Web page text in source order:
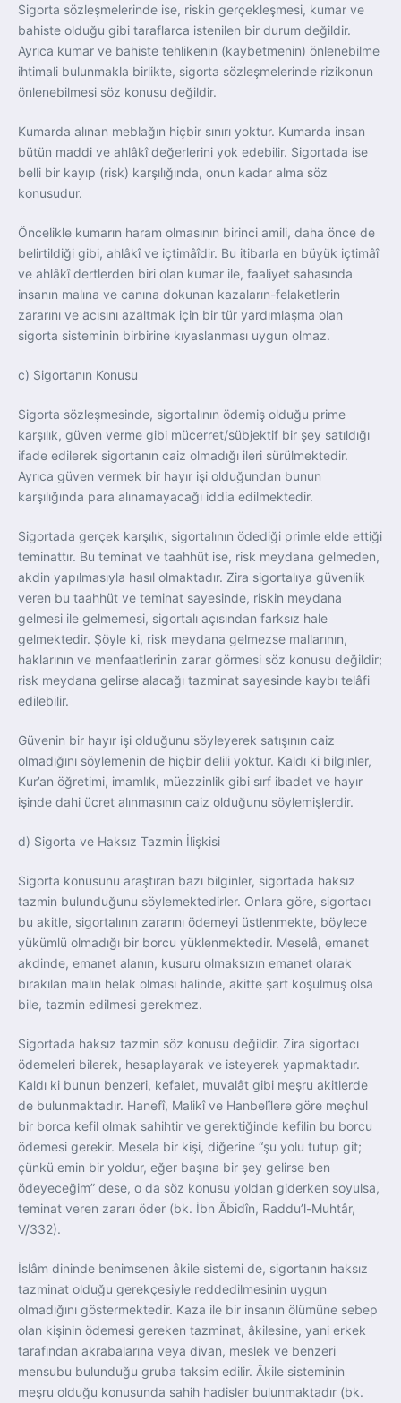
Sigorta sözleşmelerinde ise, riskin gerçekleşmesi, kumar ve
bahiste olduğu gibi taraflarca istenilen bir durum değildir.
Ayrıca kumar ve bahiste tehlikenin (kaybetmenin) önlenebilme
ihtimali bulunmakla birlikte, sigorta sözleşmelerinde rizikonun
önlenebilmesi söz konusu değildir.
Kumarda alınan meblağın hiçbir sınırı yoktur. Kumarda insan
bütün maddi ve ahlâkî değerlerini yok edebilir. Sigortada ise
belli bir kayıp (risk) karşılığında, onun kadar alma söz
konusudur.
Öncelikle kumarın haram olmasının birinci amili, daha önce de
belirtildiği gibi, ahlâkî ve içtimâîdir. Bu itibarla en büyük içtimâî
ve ahlâkî dertlerden biri olan kumar ile, faaliyet sahasında
insanın malına ve canına dokunan kazaların-felaketlerin
zararını ve acısını azaltmak için bir tür yardımlaşma olan
sigorta sisteminin birbirine kıyaslanması uygun olmaz.
c) Sigortanın Konusu
Sigorta sözleşmesinde, sigortalının ödemiş olduğu prime
karşılık, güven verme gibi mücerret/sübjektif bir şey satıldığı
ifade edilerek sigortanın caiz olmadığı ileri sürülmektedir.
Ayrıca güven vermek bir hayır işi olduğundan bunun
karşılığında para alınamayacağı iddia edilmektedir.
Sigortada gerçek karşılık, sigortalının ödediği primle elde ettiği
teminattır. Bu teminat ve taahhüt ise, risk meydana gelmeden,
akdin yapılmasıyla hasıl olmaktadır. Zira sigortalıya güvenlik
veren bu taahhüt ve teminat sayesinde, riskin meydana
gelmesi ile gelmemesi, sigortalı açısından farksız hale
gelmektedir. Şöyle ki, risk meydana gelmezse mallarının,
haklarının ve menfaatlerinin zarar görmesi söz konusu değildir;
risk meydana gelirse alacağı tazminat sayesinde kaybı telâfi
edilebilir.
Güvenin bir hayır işi olduğunu söyleyerek satışının caiz
olmadığını söylemenin de hiçbir delili yoktur. Kaldı ki bilginler,
Kur’an öğretimi, imamlık, müezzinlik gibi sırf ibadet ve hayır
işinde dahi ücret alınmasının caiz olduğunu söylemişlerdir.
d) Sigorta ve Haksız Tazmin İlişkisi
Sigorta konusunu araştıran bazı bilginler, sigortada haksız
tazmin bulunduğunu söylemektedirler. Onlara göre, sigortacı
bu akitle, sigortalının zararını ödemeyi üstlenmekte, böylece
yükümlü olmadığı bir borcu yüklenmektedir. Meselâ, emanet
akdinde, emanet alanın, kusuru olmaksızın emanet olarak
bırakılan malın helak olması halinde, akitte şart koşulmuş olsa
bile, tazmin edilmesi gerekmez.
Sigortada haksız tazmin söz konusu değildir. Zira sigortacı
ödemeleri bilerek, hesaplayarak ve isteyerek yapmaktadır.
Kaldı ki bunun benzeri, kefalet, muvalât gibi meşru akitlerde
de bulunmaktadır. Hanefî, Malikî ve Hanbelîlere göre meçhul
bir borca kefil olmak sahihtir ve gerektiğinde kefilin bu borcu
ödemesi gerekir. Mesela bir kişi, diğerine “şu yolu tutup git;
çünkü emin bir yoldur, eğer başına bir şey gelirse ben
ödeyeceğim” dese, o da söz konusu yoldan giderken soyulsa,
teminat veren zararı öder (bk. İbn Âbidîn, Raddu’l-Muhtâr,
V/332).
İslâm dininde benimsenen âkile sistemi de, sigortanın haksız
tazminat olduğu gerekçesiyle reddedilmesinin uygun
olmadığını göstermektedir. Kaza ile bir insanın ölümüne sebep
olan kişinin ödemesi gereken tazminat, âkilesine, yani erkek
tarafından akrabalarına veya divan, meslek ve benzeri
mensubu bulunduğu gruba taksim edilir. Âkile sisteminin
meşru olduğu konusunda sahih hadisler bulunmaktadır (bk.